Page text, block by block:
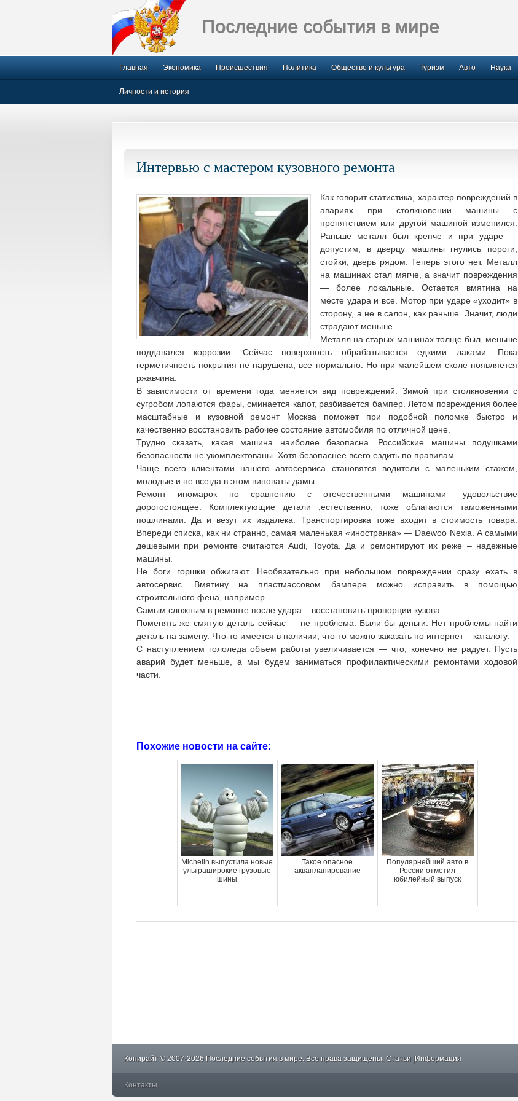
Последние события в мире
Главная Экономика Происшествия Политика Общество и культура Туризм Авто Наука
Личности и история
Интервью с мастером кузовного ремонта
Как говорит статистика, характер повреждений в
авариях при столкновении машины с
препятствием или другой машиной изменился.
Раньше металл был крепче и при ударе —
допустим, в дверцу машины гнулись пороги,
стойки, дверь рядом. Теперь этого нет. Металл
на машинах стал мягче, а значит повреждения
— более локальные. Остается вмятина на
месте удара и все. Мотор при ударе «уходит» в
сторону, а не в салон, как раньше. Значит, люди
страдают меньше.
Металл на старых машинах толще был, меньше
поддавался коррозии. Сейчас поверхность обрабатывается едкими лаками. Пока
герметичность покрытия не нарушена, все нормально. Но при малейшем сколе появляется
ржавчина.
В зависимости от времени года меняется вид повреждений. Зимой при столкновении с
сугробом лопаются фары, сминается капот, разбивается бампер. Летом повреждения более
масштабные и кузовной ремонт Москва поможет при подобной поломке быстро и
качественно восстановить рабочее состояние автомобиля по отличной цене.
Трудно сказать, какая машина наиболее безопасна. Российские машины подушками
безопасности не укомплектованы. Хотя безопаснее всего ездить по правилам.
Чаще всего клиентами нашего автосервиса становятся водители с маленьким стажем,
молодые и не всегда в этом виноваты дамы.
Ремонт иномарок по сравнению с отечественными машинами –удовольствие
дорогостоящее. Комплектующие детали ,естественно, тоже облагаются таможенными
пошлинами. Да и везут их издалека. Транспортировка тоже входит в стоимость товара.
Впереди списка, как ни странно, самая маленькая «иностранка» — Daewoo Nexia. А самыми
дешевыми при ремонте считаются Audi, Toyota. Да и ремонтируют их реже – надежные
машины.
Не боги горшки обжигают. Необязательно при небольшом повреждении сразу ехать в
автосервис. Вмятину на пластмассовом бампере можно исправить в помощью
строительного фена, например.
Самым сложным в ремонте после удара – восстановить пропорции кузова.
Поменять же смятую деталь сейчас — не проблема. Были бы деньги. Нет проблемы найти
деталь на замену. Что-то имеется в наличии, что-то можно заказать по интернет – каталогу.
С наступлением гололеда объем работы увеличивается — что, конечно не радует. Пусть
аварий будет меньше, а мы будем заниматься профилактическими ремонтами ходовой
части.
Похожие новости на сайте:
Michelin выпустила новые
ультраширокие грузовые
шины
Такое опасное
аквапланирование
Популярнейший авто в
России отметил
юбилейный выпуск
Копирайт © 2007-2026 Последние события в мире. Все права защищены. Статьи |Информация
Контакты